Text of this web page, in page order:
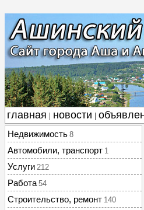
главная новости
Недвижимость 8
Автомобили, транспорт 1
Услуги 212
Работа 54
Строительство, ремонт 140